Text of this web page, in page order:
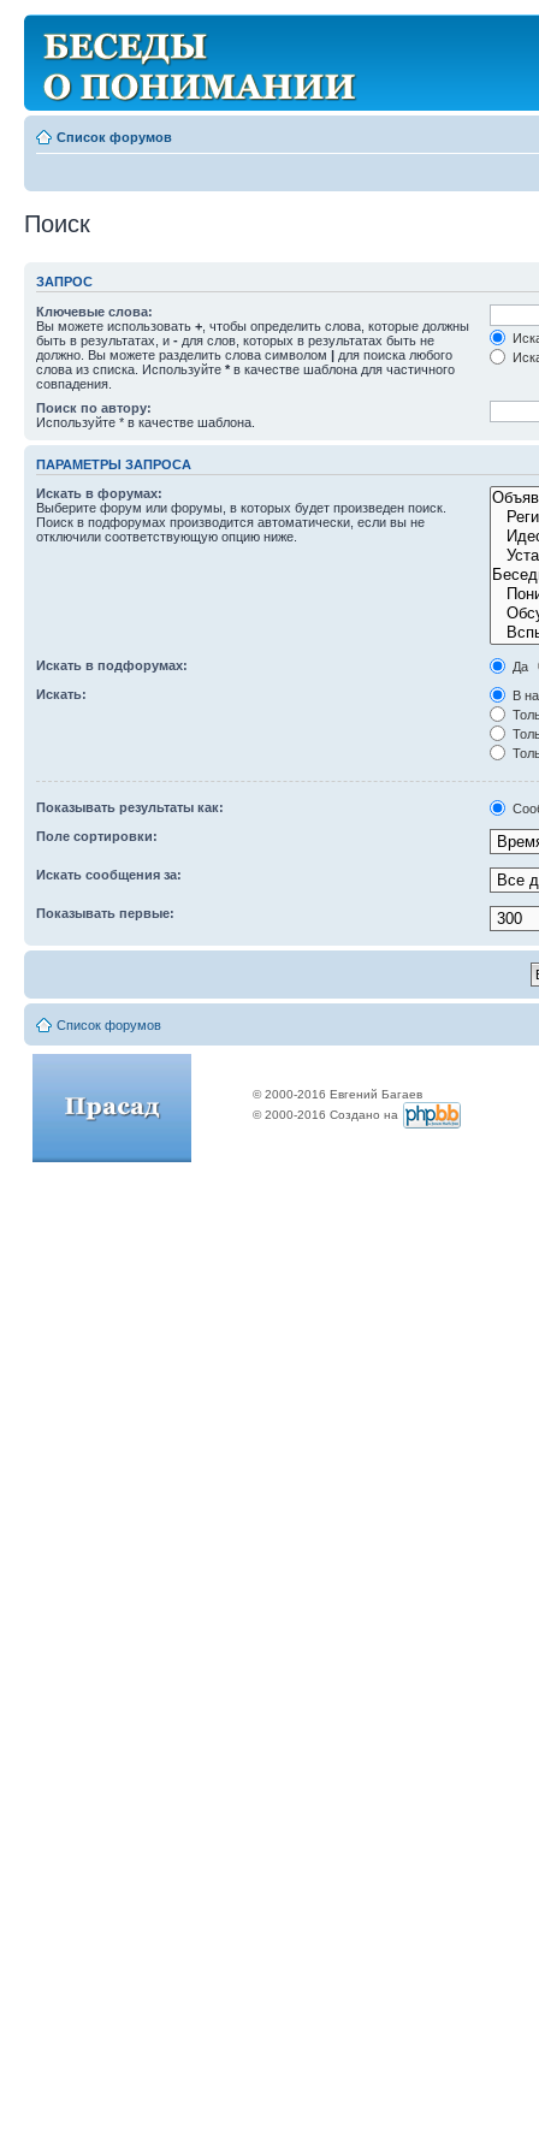
Список форумов
Поиск
ЗАПРОС
Ключевые слова:
Вы можете использовать + , чтобы определить слова, которые должны
быть в результатах, и - для слов, которых в результатах быть не
должно. Вы можете разделить слова символом | для поиска любого
слова из списка. Используйте * в качестве шаблона для частичного
совпадения.
Поиск по автору:
Используйте * в качестве шаблона.
ПАРАМЕТРЫ ЗАПРОСА
Искать в форумах:
Выберите форум или форумы, в которых будет произведен поиск.
Поиск в подфорумах производится автоматически, если вы не
отключили соответствующую опцию ниже.
Искать в подфорумах:
Да
Искать:
В
Показывать результаты как:
Поле сортировки:
Искать сообщения за:
Показывать первые:
Список форумов
© 2000-2016 Евгений Багаев
© 2000-2016 Создано на